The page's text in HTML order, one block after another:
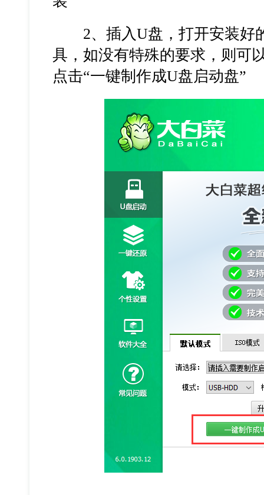
2、插入U盘，打开安装好
具，如没有特殊的要求，则可
点击“一键制作成U盘启动盘”